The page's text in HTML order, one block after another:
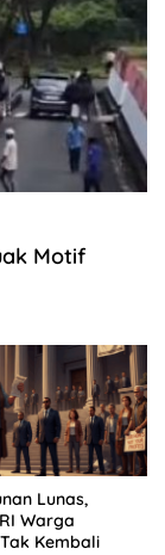
Motif
Lunas,
Warga
Kembali